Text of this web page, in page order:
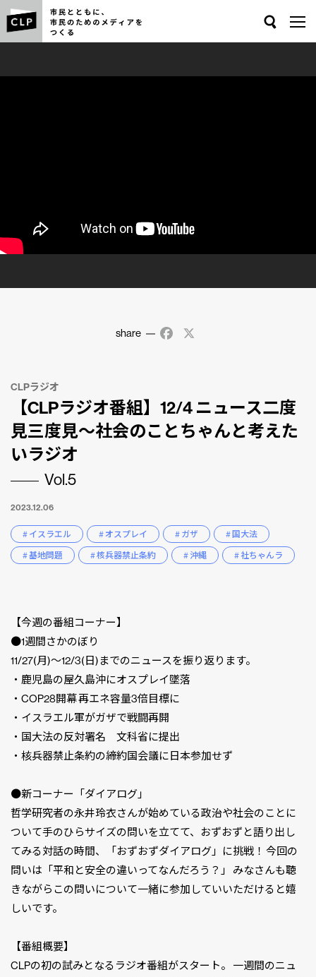
share Facebook
CLPラジオ
【CLPラジオ番組】12/4 ニュース二度
見三度見〜社会のことちゃんと考えた
いラジオ
Vol.5
2023.12.06
# イスラエル # オスプレイ # ガザ
# 国大法
# 基地問題
# 核兵器禁止条約 # 沖縄 # 社ちゃんラ
【今週の番組コーナー】
●1週間さかのぼり
11/27(月)〜12/3(日)までのニュースを振り返ります。
・鹿児島の屋久島沖にオスプレイ墜落
・COP28開幕 再エネ容量3倍目標に
・イスラエル軍がガザで戦闘再開
・国大法の反対署名 文科省に提出
・核兵器禁止条約の締約国会議に日本参加せず
●新コーナー「ダイアログ」
哲学研究者の永井玲衣さんが始めている政治や社会のことに
ついて手のひらサイズの問いを立てて、おずおずと語り出し
てみる対話の時間、「おずおずダイアログ」に挑戦！ 今回の
問いは「平和と安全の違いってなんだろう？」 みなさんも聴
きながらこの問いについて一緒に参加していいただけると嬉
しいです。
【番組概要】
CLPの初の試みとなるラジオ番組がスタート。 一週間のニュ